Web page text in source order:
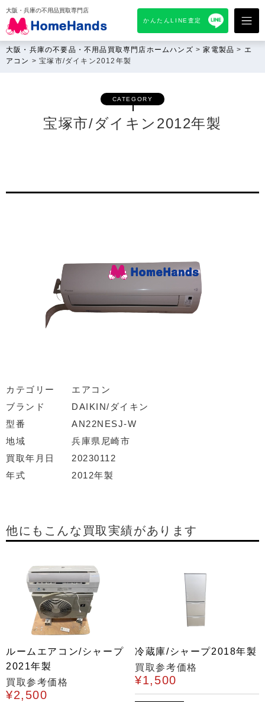
大阪・兵庫の不用品買取専門店
かんたんLINE査定
大阪・兵庫の不要品・不用品買取専門店ホームハンズ >家電製品 > エ
アコン >宝塚市/ダイキン2012年製
CATEGORY
宝塚市/ダイキン2012年製
カテゴリー
エアコン
ブランド
DAIKIN/ダイキン
型番
AN22NESJ-W
地域
兵庫県尼崎市
買取年月日
20230112
年式
2012年製
他にもこんな買取実績があります
ルームエアコン/シャープ
2021年製
買取参考価格
¥2,500
冷蔵庫/シャープ2018年製
買取参考価格
¥1,500